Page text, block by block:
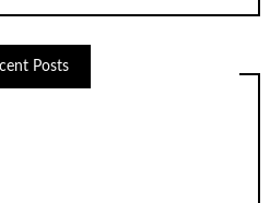
Posts